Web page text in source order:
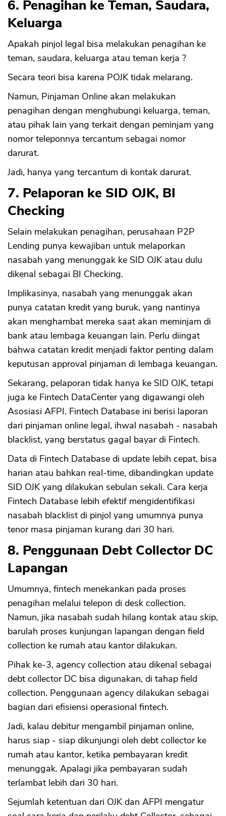
6. Penagihan ke Teman, Saudara,
Keluarga
Apakah pinjol legal bisa melakukan penagihan ke
teman, saudara, keluarga atau teman kerja ?
Secara teori bisa karena POJK tidak melarang.
Namun, Pinjaman Online akan melakukan
penagihan dengan menghubungi keluarga, teman,
atau pihak lain yang terkait dengan peminjam yang
nomor teleponnya tercantum sebagai nomor
darurat.
Jadi, hanya yang tercantum di kontak darurat.
7. Pelaporan ke SID OJK, BI
Checking
Selain melakukan penagihan, perusahaan P2P
Lending punya kewajiban untuk melaporkan
nasabah yang menunggak ke SID OJK atau dulu
dikenal sebagai BI Checking.
Implikasinya, nasabah yang menunggak akan
punya catatan kredit yang buruk, yang nantinya
akan menghambat mereka saat akan meminjam di
bank atau lembaga keuangan lain. Perlu diingat
bahwa catatan kredit menjadi faktor penting dalam
keputusan approval pinjaman di lembaga keuangan.
Sekarang, pelaporan tidak hanya ke SID OJK, tetapi
juga ke Fintech DataCenter yang digawangi oleh
Asosiasi AFPI. Fintech Database ini berisi laporan
dari pinjaman online legal, ihwal nasabah - nasabah
blacklist, yang berstatus gagal bayar di Fintech.
Data di Fintech Database di update lebih cepat, bisa
harian atau bahkan real-time, dibandingkan update
SID OJK yang dilakukan sebulan sekali. Cara kerja
Fintech Database lebih efektif mengidentifikasi
nasabah blacklist di pinjol yang umumnya punya
tenor masa pinjaman kurang dari 30 hari.
8. Penggunaan Debt Collector DC
Lapangan
Umumnya, fintech menekankan pada proses
penagihan melalui telepon di desk collection.
Namun, jika nasabah sudah hilang kontak atau skip,
barulah proses kunjungan lapangan dengan field
collection ke rumah atau kantor dilakukan.
Pihak ke-3, agency collection atau dikenal sebagai
debt collector DC bisa digunakan, di tahap field
collection. Penggunaan agency dilakukan sebagai
bagian dari efisiensi operasional fintech.
Jadi, kalau debitur mengambil pinjaman online,
harus siap - siap dikunjungi oleh debt collector ke
rumah atau kantor, ketika pembayaran kredit
menunggak. Apalagi jika pembayaran sudah
terlambat lebih dari 30 hari.
Sejumlah ketentuan dari OJK dan AFPI mengatur
OK
CANCEL